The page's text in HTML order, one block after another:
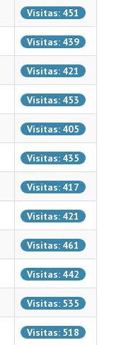
Visitas: 451
Visitas: 439
Visitas: 421
Visitas: 453
Visitas: 405
Visitas: 435
Visitas: 417
Visitas: 421
Visitas: 461
Visitas: 442
Visitas: 535
Visitas: 518